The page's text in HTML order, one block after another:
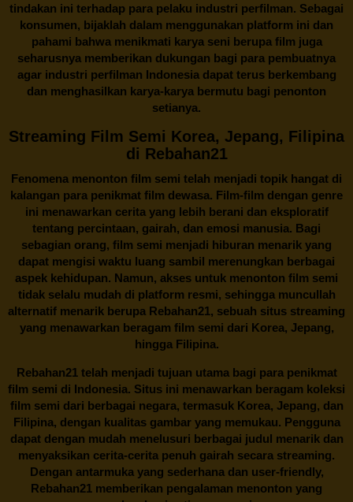
tindakan ini terhadap para pelaku industri perfilman. Sebagai
konsumen, bijaklah dalam menggunakan platform ini dan
pahami bahwa menikmati karya seni berupa film juga
seharusnya memberikan dukungan bagi para pembuatnya
agar industri perfilman Indonesia dapat terus berkembang
dan menghasilkan karya-karya bermutu bagi penonton
setianya.
Streaming Film Semi Korea, Jepang, Filipina
di Rebahan21
Fenomena menonton film semi telah menjadi topik hangat di
kalangan para penikmat film dewasa. Film-film dengan genre
ini menawarkan cerita yang lebih berani dan eksploratif
tentang percintaan, gairah, dan emosi manusia. Bagi
sebagian orang, film semi menjadi hiburan menarik yang
dapat mengisi waktu luang sambil merenungkan berbagai
aspek kehidupan. Namun, akses untuk menonton film semi
tidak selalu mudah di platform resmi, sehingga muncullah
alternatif menarik berupa Rebahan21, sebuah situs streaming
yang menawarkan beragam film semi dari Korea, Jepang,
hingga Filipina.
Rebahan21telah menjadi tujuan utama bagi para penikmat
film semi di Indonesia. Situs ini menawarkan beragam koleksi
film semi dari berbagai negara, termasuk Korea, Jepang, dan
Filipina, dengan kualitas gambar yang memukau. Pengguna
dapat dengan mudah menelusuri berbagai judul menarik dan
menyaksikan cerita-cerita penuh gairah secara streaming.
Dengan antarmuka yang sederhana dan user-friendly,
Rebahan21 memberikan pengalaman menonton yang